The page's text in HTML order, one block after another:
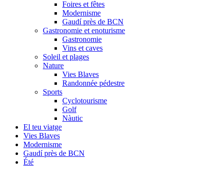
Foires et fêtes
Modernisme
Gaudí près de BCN
Gastronomie et enoturisme
Gastronomie
Vins et caves
Soleil et plages
Nature
Vies Blaves
Randonnée pédestre
Sports
Cyclotourisme
Golf
Nàutic
El teu viatge
Vies Blaves
Modernisme
Gaudí près de BCN
Été